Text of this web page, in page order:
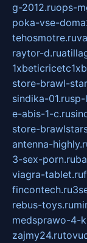
g-2012.ruops-
poka-vse-
tehosmotre.ru
raytor-d.ru
store-brawl-
sindika-01.ru
e-abis-1-c.ru
store-
antenna-
3-sex-porn.ru
viagra-tablet.ru
fincontech.ru
rebus-toys.ru
medsprawo-4-
zajmy24.ru